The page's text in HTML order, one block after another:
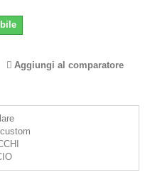
Aggiungi al comparatore